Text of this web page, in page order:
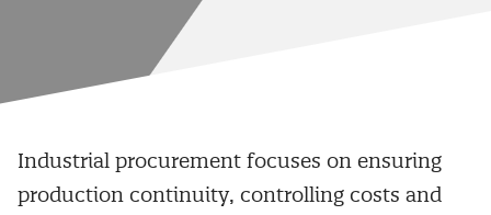
Industrial procurement focuses on ensuring
production continuity, controlling costs and